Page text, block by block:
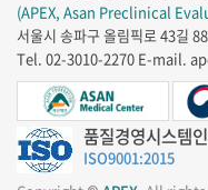
(APEX, Asan Preclinical
서울시 송파구 올림픽로 43길
Tel. 02-3010-2270 E-mail.
품질경영시스템
ISO9001:2015